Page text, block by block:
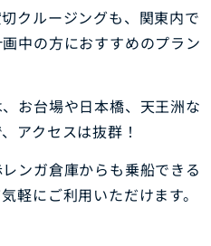
クルージングも、関東内で
中の方におすすめのプラン
お台場や日本橋、天王洲な
アクセスは抜群！
ンガ倉庫からも乗船できる
軽にご利用いただけます。